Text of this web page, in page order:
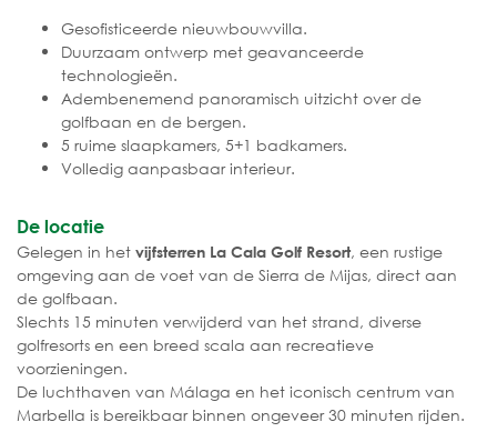
Gesofisticeerde nieuwbouwvilla.
Duurzaam ontwerp met geavanceerde
technologieën.
Adembenemend panoramisch uitzicht over de
golfbaan en de bergen.
5 ruime slaapkamers, 5+1 badkamers.
Volledig aanpasbaar interieur.
De locatie
Gelegen in het vijfsterren La Cala Golf Resort, een rustige
omgeving aan de voet van de Sierra de Mijas, direct aan
de golfbaan.
Slechts 15 minuten verwijderd van het strand, diverse
golfresorts en een breed scala aan recreatieve
voorzieningen.
De luchthaven van Málaga en het iconisch centrum van
Marbella is bereikbaar binnen ongeveer 30 minuten rijden.